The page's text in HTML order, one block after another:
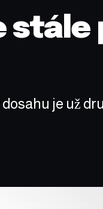
je už